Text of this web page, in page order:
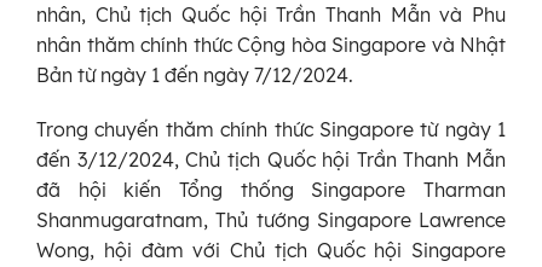
nhân, Chủ tịch Quốc hội Trần Thanh Mẫn và Phu
nhân thăm chính thức Cộng hòa Singapore và Nhật
Bản từ ngày 1 đến ngày 7/12/2024.
Trong chuyến thăm chính thức Singapore từ ngày 1
đến 3/12/2024, Chủ tịch Quốc hội Trần Thanh Mẫn
đã hội kiến Tổng thống Singapore Tharman
Shanmugaratnam, Thủ tướng Singapore Lawrence
Wong, hội đàm với Chủ tịch Quốc hội Singapore